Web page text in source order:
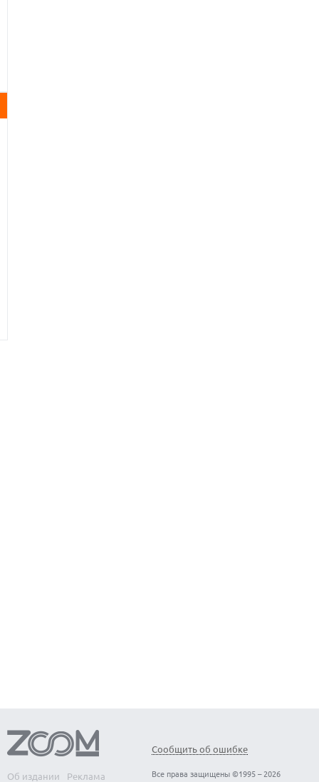
Об издании Реклама
Сообщить об ошибке
Все права защищены ©1995 – 2026